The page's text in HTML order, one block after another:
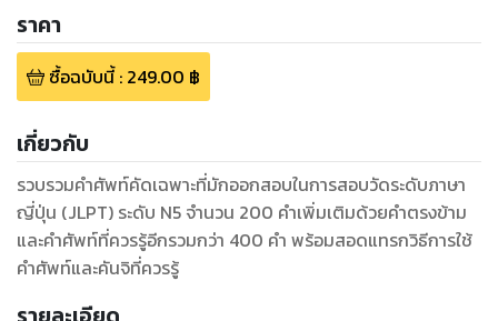
ราคา
ซื้อฉบับนี้: 249.00 ฿
เกี่ยวกับ
รวบรวมคำศัพท์คัดเฉพาะที่มักออกสอบในการสอบวัดระดับภาษา
ญี่ปุ่น (JLPT) ระดับ N5 จำนวน 200 คำเพิ่มเติมด้วยคำตรงข้าม
และคำศัพท์ที่ควรรู้อีกรวมกว่า 400 คำ พร้อมสอดแทรกวิธีการใช้
คำศัพท์และคันจิที่ควรรู้